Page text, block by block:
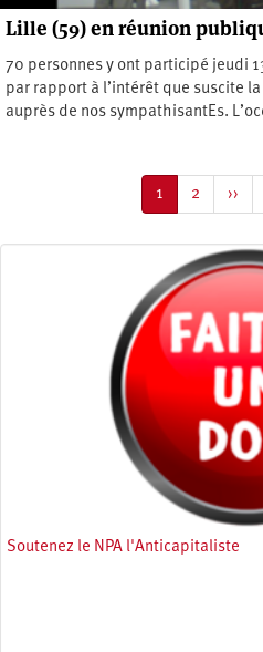
Lille (59) en réunion
70 personnes y ont participé jeudi
par rapport à l’intérêt que suscite
auprès de nos sympathisantEs.
Page
courante
1 Page
2
Page
››
Soutenez le NPA l'Anticapitaliste